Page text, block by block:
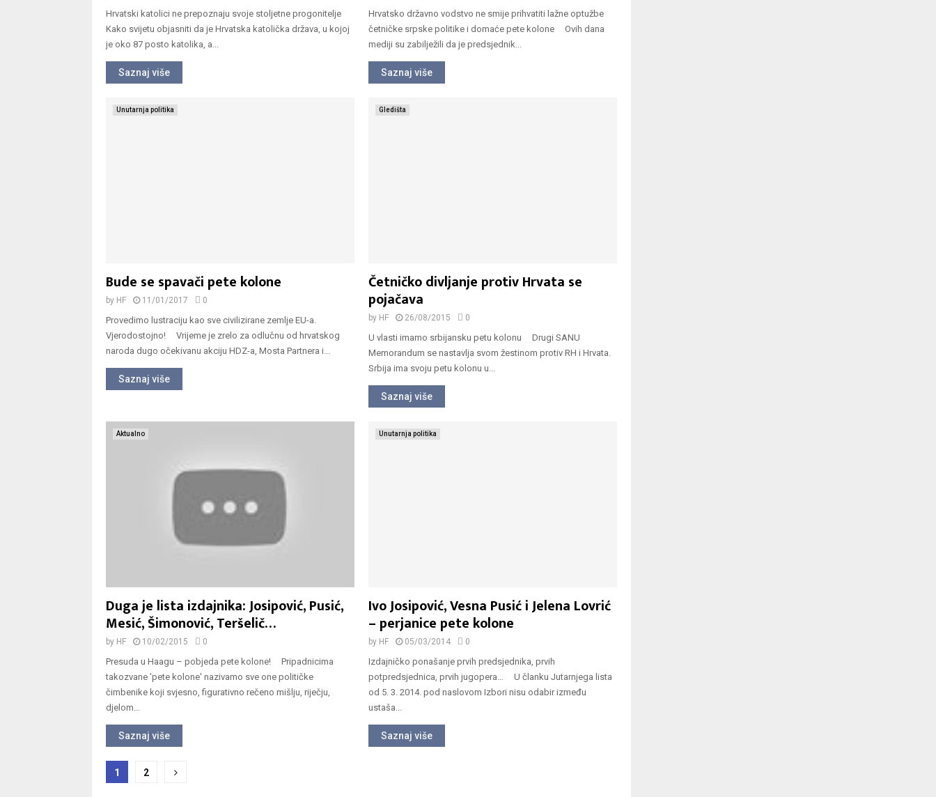
Hrvatski katolici ne prepoznaju svoje stoljetne progonitelje
Kako svijetu objasniti da je Hrvatska katolička država, u kojoj
je oko 87 posto katolika, a...
Saznaj više
Hrvatsko državno vodstvo ne smije prihvatiti lažne optužbe
četničke srpske politike i domaće pete kolone Ovih dana
mediji su zabilježili da je predsjednik...
Saznaj više
Unutarnja politika
Bude se spavači pete kolone
by HF 11/01/2017 0
Provedimo lustraciju kao sve civilizirane zemlje EU-a.
Vjerodostojno! Vrijeme je zrelo za odlučnu od hrvatskog
naroda dugo očekivanu akciju HDZ-a, Mosta Partnera i...
Saznaj više
Gledišta
Četničko divljanje protiv Hrvata se
pojačava
by HF 26/08/2015 0
U vlasti imamo srbijansku petu kolonu Drugi SANU
Memorandum se nastavlja svom žestinom protiv RH i Hrvata.
Srbija ima svoju petu kolonu u...
Saznaj više
Aktualno
Duga je lista izdajnika: Josipović, Pusić,
Mesić, Šimonović, Teršelič…
by HF 10/02/2015 0
Presuda u Haagu – pobjeda pete kolone! Pripadnicima
takozvane 'pete kolone' nazivamo sve one političke
čimbenike koji svjesno, figurativno rečeno mišlju, riječju,
djelom...
Saznaj više
Unutarnja politika
Ivo Josipović, Vesna Pusić i Jelena Lovrić
– perjanice pete kolone
by HF 05/03/2014 0
Izdajničko ponašanje prvih predsjednika, prvih
potpredsjednica, prvih jugopera… U članku Jutarnjega lista
od 5. 3. 2014. pod naslovom Izbori nisu odabir između
ustaša...
Saznaj više
Navigacija
1 2